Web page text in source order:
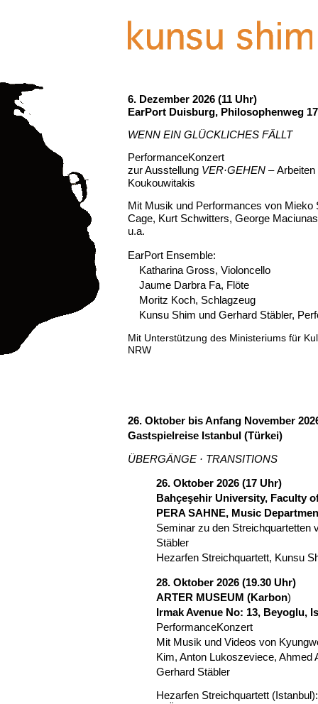
6. Dezember 2026 (11 Uhr)
EarPort Duisburg, Philosophenweg
WENN EIN GLÜCKLICHES FÄLLT
PerformanceKonzert
zur Ausstellung VER·GEHEN –
Koukouwitakis
Mit Musik und Performances von
Cage, Kurt Schwitters, George
u.a.
EarPort Ensemble:
Katharina Gross, Violoncello
Jaume Darbra Fa, Flöte
Moritz Koch, Schlagzeug
Kunsu Shim und Gerhard Stäbler,
Mit Unterstützung des Ministeriums für
NRW
26. Oktober bis Anfang November
Gastspielreise Istanbul (Türkei)
ÜBERGÄNGE · TRANSITIONS
26. Oktober 2026 (17 Uhr)
Bahçeşehir University, Faculty
PERA SAHNE, Music
Seminar zu den Streichquartetten
Stäbler
Hezarfen Streichquartett, Kunsu
28. Oktober 2026 (19.30 Uhr)
ARTER MUSEUM (Karbon)
Irmak Avenue No: 13, Beyoglu,
PerformanceKonzert
Mit Musik und Videos von
Kim, Anton Lukoszeviece, Ahmed
Gerhard Stäbler
Hezarfen Streichquartett